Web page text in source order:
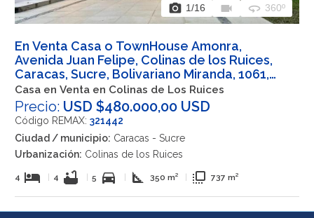
photo_camera 1/16 videocam 360 360º
En Venta Casa o TownHouse Amonra,
Avenida Juan Felipe, Colinas de los Ruices,
Caracas, Sucre, Bolivariano Miranda, 1061,
VEN
Casa en Venta en Colinas de Los Ruices
Precio: USD $480.000,00 USD
Código REMAX: 321442
Ciudad / municipio: Caracas - Sucre
Urbanización: Colinas de los Ruices
4 hotel 4 bathtub 5 directions_car square_foot 350 m² flip_to_front 737 m²